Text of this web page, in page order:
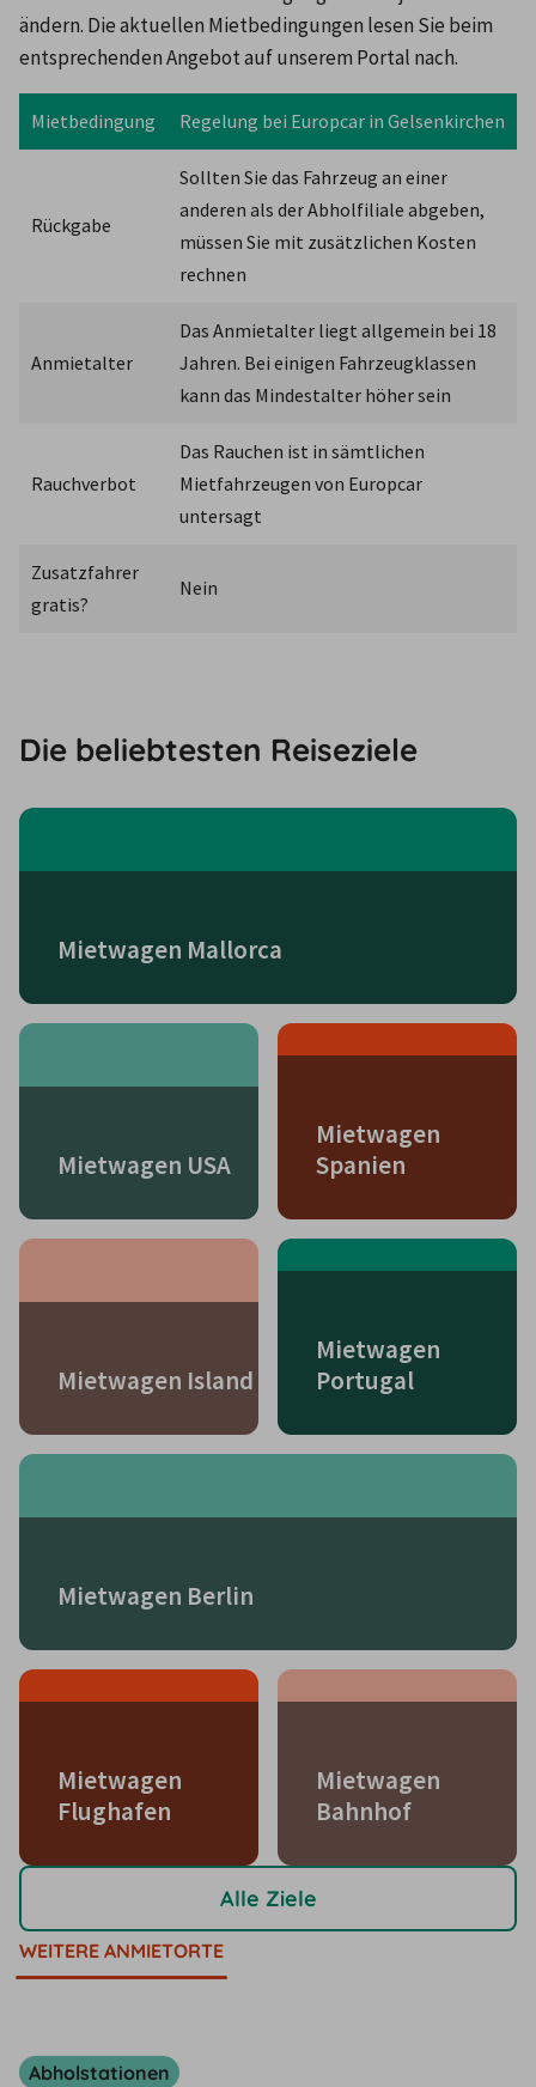
ändern. Die aktuellen Mietbedingungen lesen Sie beim
entsprechenden Angebot auf unserem Portal nach.
Mietbedingung Regelung bei Europcar in Gelsenkirchen
Rückgabe
Sollten Sie das Fahrzeug an einer
anderen als der Abholfiliale abgeben,
müssen Sie mit zusätzlichen Kosten
rechnen
Anmietalter
Das Anmietalter liegt allgemein bei 18
Jahren. Bei einigen Fahrzeugklassen
kann das Mindestalter höher sein
Rauchverbot
Das Rauchen ist in sämtlichen
Mietfahrzeugen von Europcar
untersagt
Zusatzfahrer
gratis?
Nein
Die beliebtesten Reiseziele
Mietwagen Mallorca
Mietwagen USA
Mietwagen
Spanien
Mietwagen Island
Mietwagen
Portugal
Mietwagen Berlin
Mietwagen
Flughafen
Mietwagen
Bahnhof
Alle Ziele
WEITERE ANMIETORTE
Abholstationen